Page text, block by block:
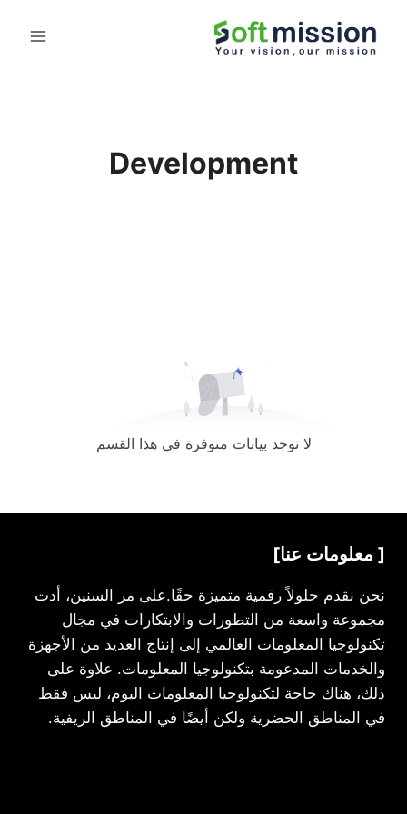
Development
لا توجد بيانات متوفرة في هذا القسم
[ معلومات عنا]
نحن نقدم حلولاً رقمية متميزة حقًا.على مر السنين، أدت
مجموعة واسعة من التطورات والابتكارات في مجال
تكنولوجيا المعلومات العالمي إلى إنتاج العديد من الأجهزة
والخدمات المدعومة بتكنولوجيا المعلومات. علاوة على
ذلك، هناك حاجة لتكنولوجيا المعلومات اليوم، ليس فقط
في المناطق الحضرية ولكن أيضًا في المناطق الريفية.